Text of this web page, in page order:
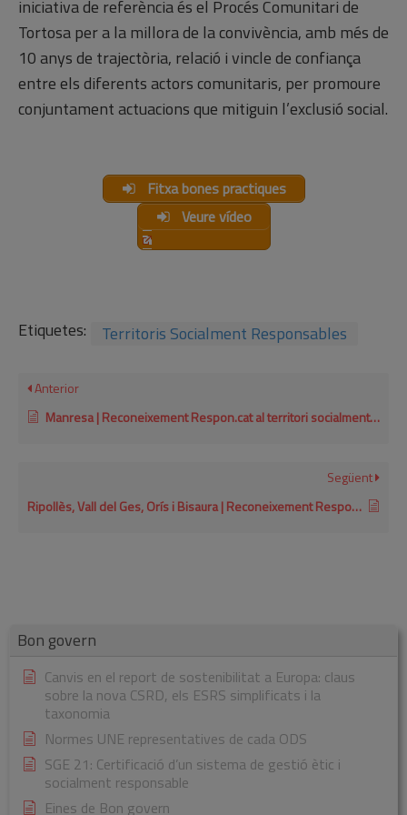
Bon govern
Canvis en el report de sostenibilitat a Europa: claus
sobre la nova CSRD, els ESRS simplificats i la
taxonomia
Normes UNE representatives de cada ODS
SGE 21: Certificació d’un sistema de gestió ètic i
socialment responsable
Eines de Bon govern
iniciativa de referència és el Procés Comunitari de
Tortosa per a la millora de la convivència, amb més de
10 anys de trajectòria, relació i vincle de confiança
entre els diferents actors comunitaris, per promoure
conjuntament actuacions que mitiguin l’exclusió social.
Fitxa bones practiques
Veure vídeo
Etiquetes: Territoris Socialment Responsables
Anterior
Manresa | Reconeixement Respon.cat al territori socialment responsable 2025
Següent
Ripollès, Vall del Ges, Orís i Bisaura | Reconeixement Respon.cat al territori socialment responsable 2023